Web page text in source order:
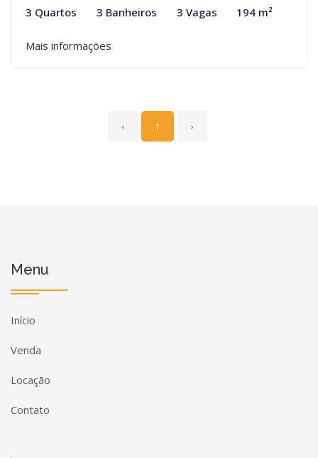
3 Quartos 3 Banheiros 3 Vagas 194 m²
Mais informações
‹ 1 ›
Menu
Início
Venda
Locação
Contato